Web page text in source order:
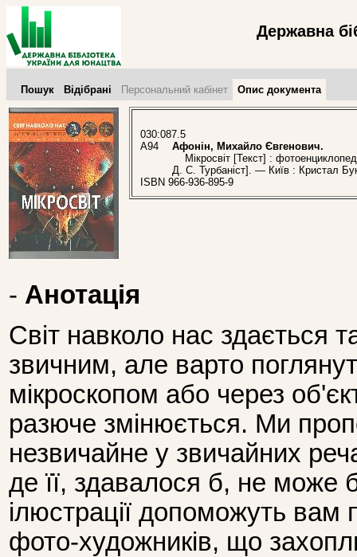
Державна
Пошук Відібрані Персональний кабінет Опис документа
030:087.5
А94
Афонін, Михайло Євгенович.
Мікросвіт [Текст] :
Д. С. Турбаніст]. — Київ : Кристал
ISBN 966-936-895-9
- Анотація
Світ навколо нас здається
звичним, але варто
мікроскопом або через
разюче змінюється. Ми
незвичайне у звичайних
де її, здавалося б, не може
ілюстрації допоможуть вам
фото-художників, що